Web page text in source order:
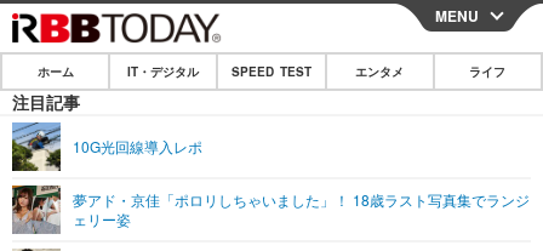
CLOSE
ホーム
IT・デジタル
ネタ
SPEED TEST
エンタメ
MENU
ホーム IT・デジタル SPEED TEST エンタメ ライフ
注目記事
10G光回線導入レポ
夢アド・京佳「ポロリしちゃいました」！ 18歳ラスト写真集でランジ
ェリー姿